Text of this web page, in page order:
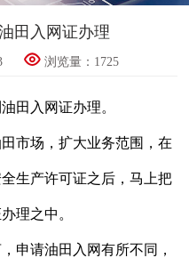
田入网证办理
浏览量： 1725
田入网证办理。
市场，扩大业务范围，在
生产许可证之后，马上把
理之中。
申请油田入网有所不同，